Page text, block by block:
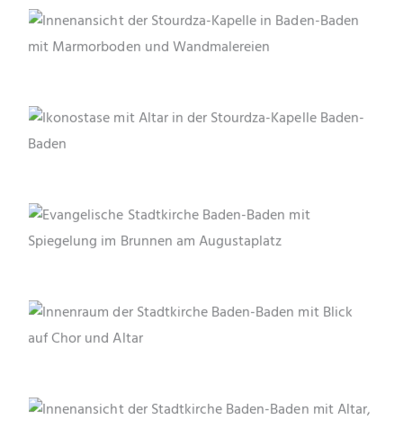
Lichtöffnung.
Der reich verzierte Innenraum der Stourdza-Kapelle in
Baden-Baden mit Marmorboden, Fresken und
Die reich verzierte Ikonostase in der Stourdza-Kapelle
Baden-Baden zeigt orthodoxe Heiligenbilder und
Die Evangelische Stadtkirche Baden-Baden mit ihren
markanten Türmen, gespiegelt im Brunnen am
Blick durch das Hauptschiff der Stadtkirche Baden-
Baden auf den Altarraum mit kunstvollen Fenstern,
Die neugotische Stadtkirche in Baden-Baden